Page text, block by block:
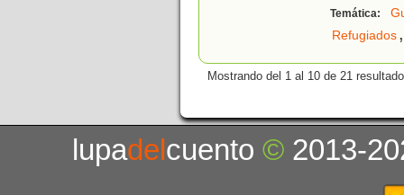
Temática:
Refugiados,
Mostrando del 1 al 10 de 21
lupadelcuento© 2013-